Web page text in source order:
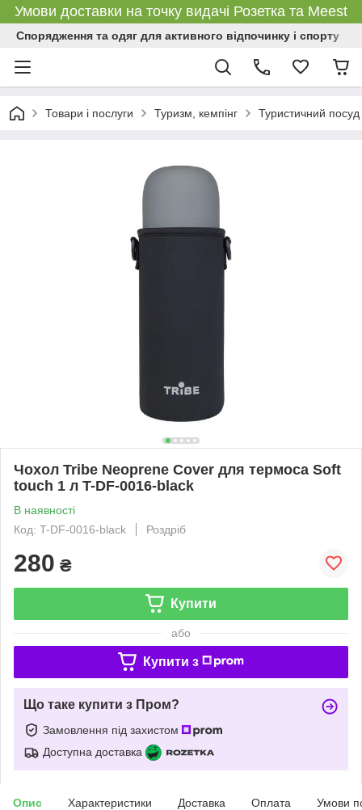
Умови доставки на точку видачі Розетка та Meest
Спорядження та одяг для активного відпочинку і спорту
Товари і послуги Туризм, кемпінг Туристичний посуд
Чохол Tribe Neoprene Cover для термоса Soft
touch 1 л T-DF-0016-black
В наявності
Код: T-DF-0016-black
Роздріб
280 ₴
Купити
або
Купити з
Що таке купити з Пром?
Замовлення під захистом
Доступна доставка
Опис Характеристики Доставка Оплата Умови